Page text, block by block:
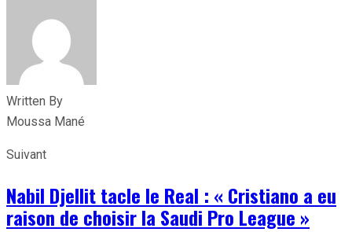
Written By
Moussa Mané
Suivant
Nabil Djellit tacle le Real : « Cristiano a eu
raison de choisir la Saudi Pro League »